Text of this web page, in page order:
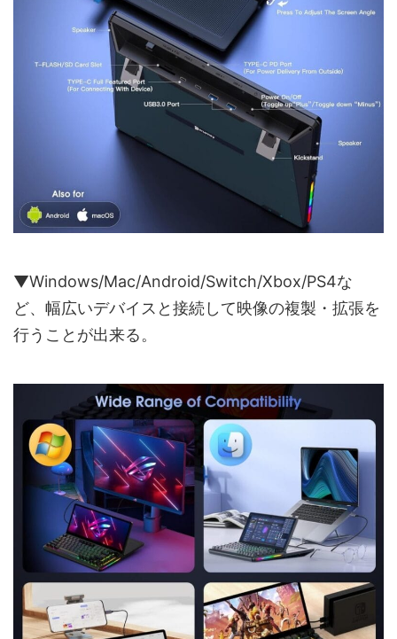
▼Windows/Mac/Android/Switch/Xbox/PS4な
ど、幅広いデバイスと接続して映像の複製・拡張を
行うことが出来る。